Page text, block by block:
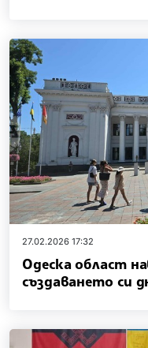
27.02.2026 17:32
Одеска област
създаването си